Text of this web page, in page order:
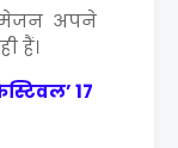
अपने
हैं।
17